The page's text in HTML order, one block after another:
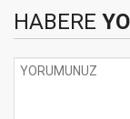
HABERE